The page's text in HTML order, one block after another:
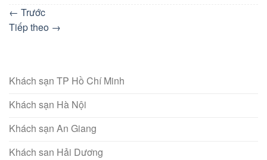
← Trước
Tiếp theo →
Khách sạn TP Hồ Chí Minh
Khách sạn Hà Nội
Khách sạn An Giang
Khách san Hải Dương